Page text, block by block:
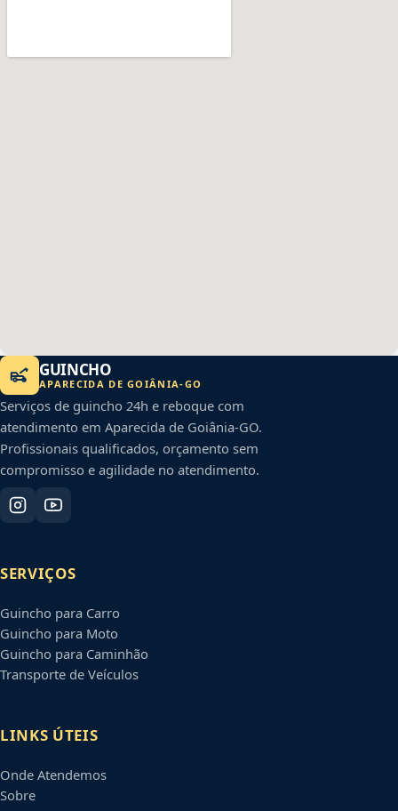
GUINCHO
APARECIDA DE GOIÂNIA-GO
Serviços de guincho 24h e reboque com
atendimento em Aparecida de Goiânia-GO.
Profissionais qualificados, orçamento sem
compromisso e agilidade no atendimento.
SERVIÇOS
Guincho para Carro
Guincho para Moto
Guincho para Caminhão
Transporte de Veículos
LINKS ÚTEIS
Onde Atendemos
Sobre